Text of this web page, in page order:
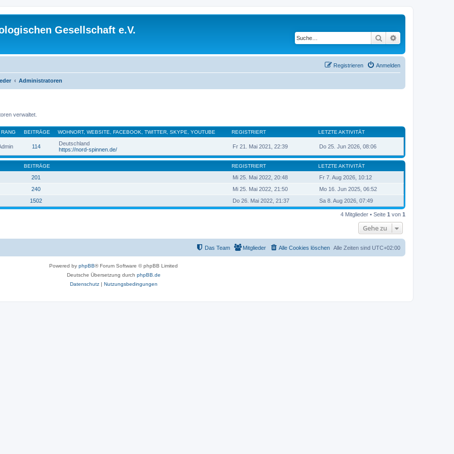
Gesellschaft e.V.
Suche
Anmelden
Registrieren
Administratoren
verwaltet.
RANG BEITRÄGE WOHNORT, WEBSITE, FACEBOOK, TWITTER, SKYPE, YOUTUBE REGISTRIERT LETZTE AKTIVITÄT
114
Deutschland
https://nord-spinnen.de/
Fr 21. Mai 2021, 22:39 Do 25. Jun 2026, 08:06
BEITRÄGE REGISTRIERT LETZTE AKTIVITÄT
201 Mi 25. Mai 2022, 20:48
Fr 7. Aug 2026, 10:12
240 Mi 25. Mai 2022, 21:50
Mo 16. Jun 2025, 06:52
1502 Do 26. Mai 2022, 21:37 Sa 8. Aug 2026, 07:49
4 Mitglieder • Seite 1 von 1
Gehe zu
Alle Zeiten sind UTC+02:00
Alle Cookies löschen
Mitglieder
Das Team
Powered by phpBB® Forum Software © phpBB Limited
Deutsche Übersetzung durch phpBB.de
Datenschutz| Nutzungsbedingungen